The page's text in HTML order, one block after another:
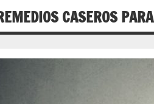
CASEROS